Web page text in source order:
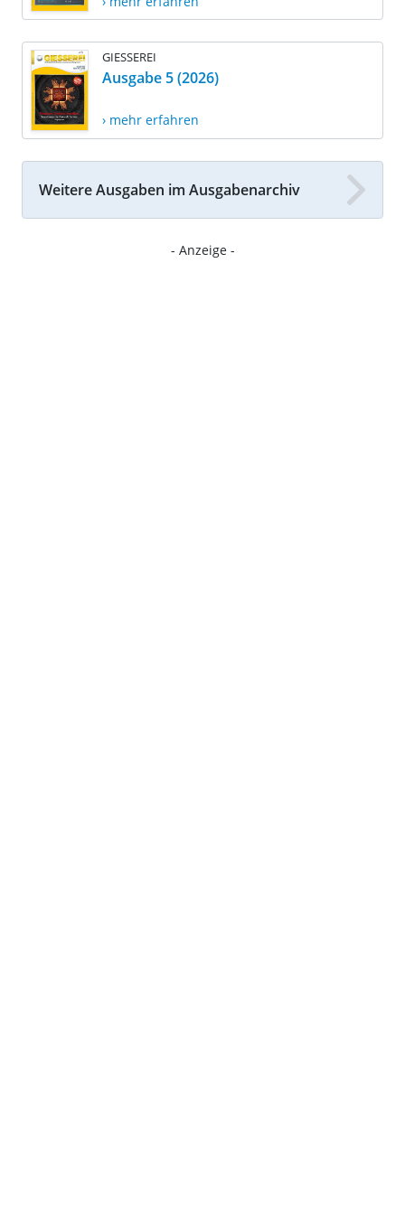
GIESSEREI
Ausgabe 5 (2026)
› mehr erfahren
Weitere Ausgaben im Ausgabenarchiv
- Anzeige -